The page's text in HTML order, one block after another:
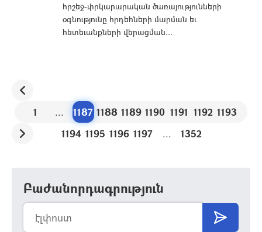
հրշեջ-փրկարարական ծառայությունների
օգնությունը հրդեհների մարման եւ
հետեւանքների վերացման...
1 ... 1187 1188 1189 1190 1191 1192 1193
1194 1195 1196 1197 ... 1352
Բաժանորդագրություն